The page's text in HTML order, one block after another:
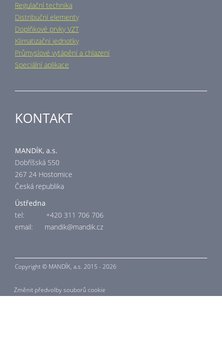
Regulační technika
Distribuční elementy
Doplňkové prvky VZT
Klimatizační jednotky
Průmyslové vytápění a chlazení
Speciální aplikace
KONTAKT
MANDÍK, a.s.
Dobříšská 550
267 24 Hostomice
Česká republika
Ústředna
tel: +420 311 706 706
email: mandik@mandik.cz
Copyright © MANDÍK, a.s. 2015 - 2026
Změnit předvolby souborů cookie